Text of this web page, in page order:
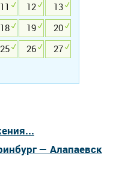
11 12
13
18 19
20
25 26
27
— Алапаевск